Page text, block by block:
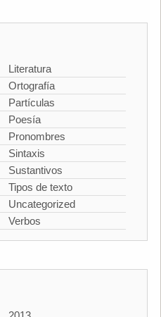
Literatura
Ortografía
Partículas
Poesía
Pronombres
Sintaxis
Sustantivos
Tipos de texto
Uncategorized
Verbos